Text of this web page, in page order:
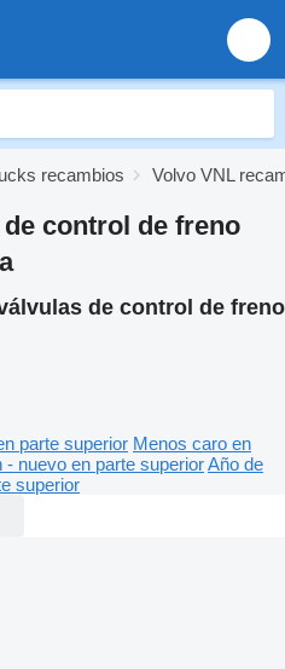
recambios Volvo VNL
control de freno
de control de freno
parte superior Menos caro en
- nuevo en parte superiorAño de
superior